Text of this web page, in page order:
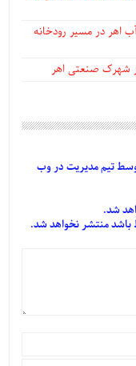
اهر در مسیر رودخانه
شهرک صنعتی اهر
تیم مدیریت در وب
شد.
باشد منتشر نخواهد شد.